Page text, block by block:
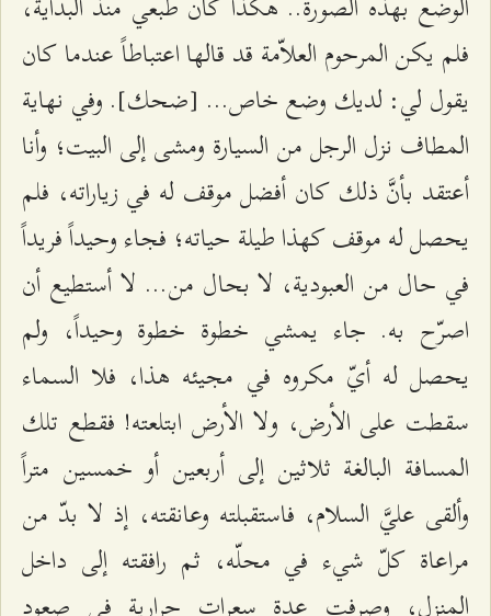
فلم يكن المرحوم العلاّمة قد قالها اعتباطاً عندما كان
يقول لي: لديك وضع خاص... [ضحك]. وفي نهاية
المطاف نزل الرجل من السيارة ومشى إلى البيت؛ وأنا
أعتقد بأنَّ ذلك كان أفضل موقف له في زياراته، فلم
يحصل له موقف كهذا طيلة حياته؛ فجاء وحيداً فريداً
في حال من العبودية، لا بحال من... لا أستطيع أن
اصرّح به. جاء يمشي خطوة خطوة وحيداً، ولم
يحصل له أيّ مكروه في مجيئه هذا، فلا السماء
سقطت على الأرض، ولا الأرض ابتلعته! فقطع تلك
المسافة البالغة ثلاثين إلى أربعين أو خمسين متراً
وألقى عليَّ السلام، فاستقبلته وعانقته، إذ لا بدّ من
مراعاة كلّ شيء في محلّه، ثم رافقته إلى داخل
المنزل، وصرفت عدة سعرات حرارية في صعود